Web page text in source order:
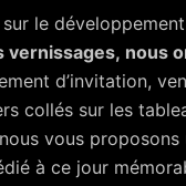
le
vernissages, nous
d’invitation,
collés sur les
vous proposons
à ce jour